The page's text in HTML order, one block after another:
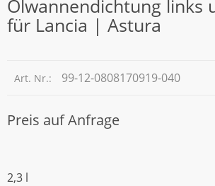
Ölwannendichtung links
für Lancia | Astura
Art. Nr.: 99-12-0808170919-040
Preis auf Anfrage
2,3 l